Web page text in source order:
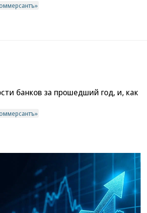
банков за прошедший год, и, как